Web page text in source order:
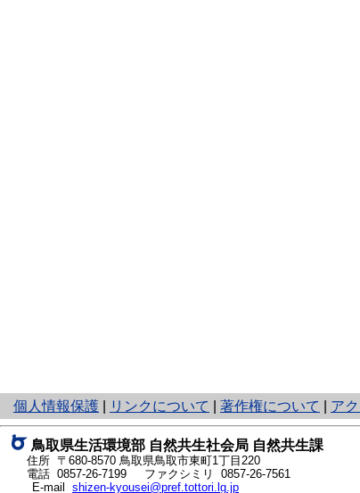
個人情報保護
と
り
ネ
ッ
ト
へ
リンクについて 著作権について ア
鳥取県生活環境部 自然共生社会局 自然共生課
住所 〒680-8570 鳥取県鳥取市東町1丁目220
電話 0857-26-7199
ファクシミリ 0857-26-7561
E-mail shizen-kyousei@pref.tottori.lg.jp